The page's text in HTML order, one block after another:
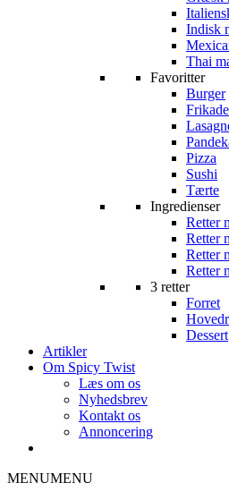
Indisk
Thai
Favoritter
Burger
Pizza
Sushi
Tærte
Ingredienser
Retter
Retter
Retter
Retter
3 retter
Forret
Dessert
Artikler
Om Spicy Twist
Læs om os
Nyhedsbrev
Kontakt os
Annoncering
MENUMENU